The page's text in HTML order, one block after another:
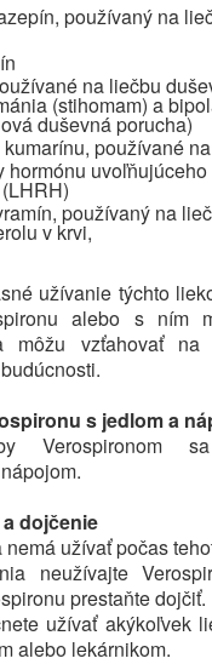
používaný na
na liečbu
(stihomam) a
duševná porucha)
používané
hormónu
používaný na
v krvi,
užívanie týchto
alebo s ním
môžu vzťahovať
s jedlom a
Verospironom
dojčenie
užívať počas
neužívajte
prestaňte dojčiť.
užívať akýkoľvek
alebo lekárnikom.